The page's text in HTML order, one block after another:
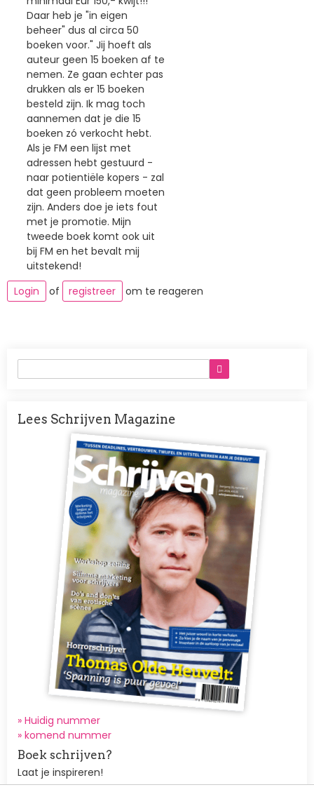
Daar heb je "in eigen
beheer" dus al circa 50
boeken voor." Jij hoeft als
auteur geen 15 boeken af te
nemen. Ze gaan echter pas
drukken als er 15 boeken
besteld zijn. Ik mag toch
aannemen dat je die 15
boeken zó verkocht hebt.
Als je FM een lijst met
adressen hebt gestuurd -
naar potientiële kopers - zal
dat geen probleem moeten
zijn. Anders doe je iets fout
met je promotie. Mijn
tweede boek komt ook uit
bij FM en het bevalt mij
uitstekend!
Login
of registreer om te reageren
Lees Schrijven Magazine
Afbeelding
» Huidig nummer
» komend nummer
Boek schrijven?
Laat je inspireren!